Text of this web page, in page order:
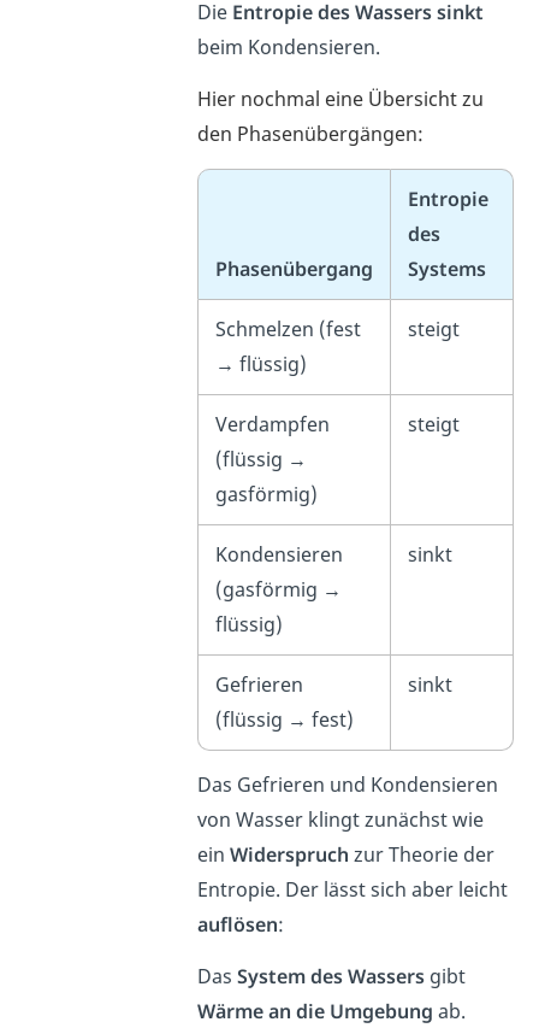
Die Entropiedes Wassers sinkt
beim Kondensieren.
Hier nochmal eine Übersicht zu
den Phasenübergängen:
Phasenübergang
Entropie
des
Systems
Schmelzen (fest
→ flüssig)
steigt
Verdampfen
(flüssig →
gasförmig)
steigt
Kondensieren
(gasförmig →
flüssig)
sinkt
Gefrieren
(flüssig → fest)
sinkt
Das Gefrieren und Kondensieren
von Wasser klingt zunächst wie
einWiderspruch zur Theorie der
Entropie. Der lässt sich aber leicht
auflösen:
DasSystem des Wassers gibt
Wärme an die Umgebung ab.